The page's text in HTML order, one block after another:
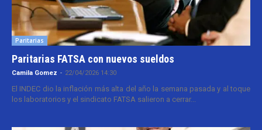
Paritarias
Paritarias FATSA con nuevos sueldos
Camila Gomez - 22/04/2026 14:30
El INDEC dio la inflación más alta del año la semana pasada y al toque
los laboratorios y el sindicato FATSA salieron a cerrar...